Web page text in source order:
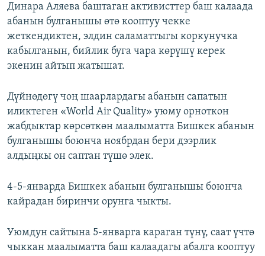
Динара Аляева баштаган активисттер баш калаада
абанын булганышы өтө кооптуу чекке
жеткендиктен, элдин саламаттыгы коркунучка
кабылганын, бийлик буга чара көрүшү керек
экенин айтып жатышат.
Дүйнөдөгү чоң шаарлардагы абанын сапатын
иликтеген «World Air Quality» уюму орноткон
жабдыктар көрсөткөн маалыматта Бишкек абанын
булганышы боюнча ноябрдан бери дээрлик
алдыңкы он саптан түшө элек.
4-5-январда Бишкек абанын булганышы боюнча
кайрадан биринчи орунга чыкты.
Уюмдун сайтына 5-январга караган түнү, саат үчтө
чыккан маалыматта баш калаадагы абалга кооптуу